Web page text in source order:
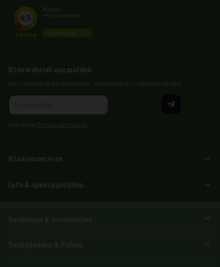
Nieuwsbrief aanmelden
Voor wekelijkse aanbiedingen, activiteiten en inspirerende tips
Lees onze Privacyverklaring
Klantenservice
Info & openingstijden